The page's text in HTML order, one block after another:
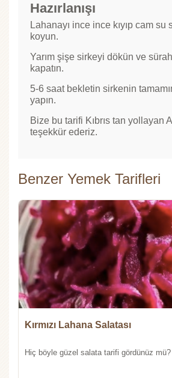
Hazırlanışı
Lahanayı ince ince kıyıp cam su
koyun.
Yarım şişe sirkeyi dökün ve
kapatın.
5-6 saat bekletin sirkenin
yapın.
Bize bu tarifi Kıbrıs tan yollayan
teşekkür ederiz.
Benzer Yemek Tarifleri
Kırmızı Lahana Salatası
Hiç böyle güzel salata tarifi gördünüz